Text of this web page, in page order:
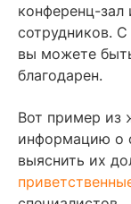
конференц-зал
сотрудников.
вы можете
благодарен.
Вот пример из
информацию о
выяснить их